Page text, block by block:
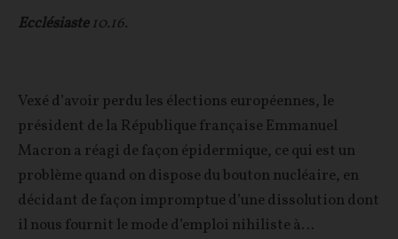
Ecclésiaste10.16.
Vexé d’avoir perdu les élections européennes, le
président de la République française Emmanuel
Macron a réagi de façon épidermique, ce qui est un
problème quand on dispose du bouton nucléaire, en
décidant de façon impromptue d’une dissolution dont
il nous fournit le mode d’emploi nihiliste à…